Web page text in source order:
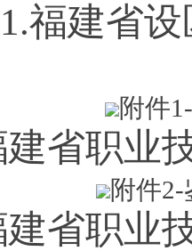
1.福建省
附件
建省职业
附件
建省职业